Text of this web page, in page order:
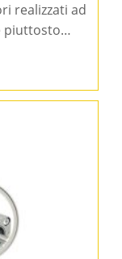
realizzati ad
piuttosto…